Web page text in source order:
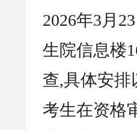
2026年3月
生院信息楼
查,具体安排
考生在资格